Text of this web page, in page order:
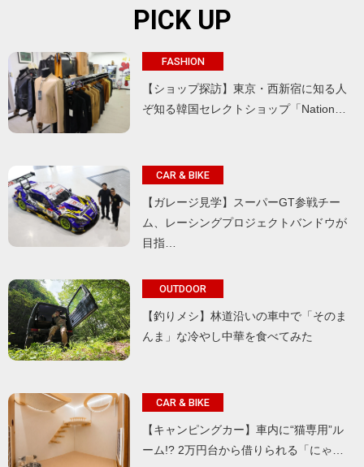
PICK UP
FASHION
【ショップ探訪】東京・西新宿に知る人
ぞ知る韓国セレクトショップ「Nation…
CAR & BIKE
【ガレージ見学】スーパーGT参戦チー
ム、レーシングプロジェクトバンドウが
目指…
OUTDOOR
【釣りメシ】林道沿いの車中で「そのま
んま」な冷やし中華を食べてみた
CAR & BIKE
【キャンピングカー】車内に“猫専用”ル
ーム!? 2万円台から借りられる「にゃ…